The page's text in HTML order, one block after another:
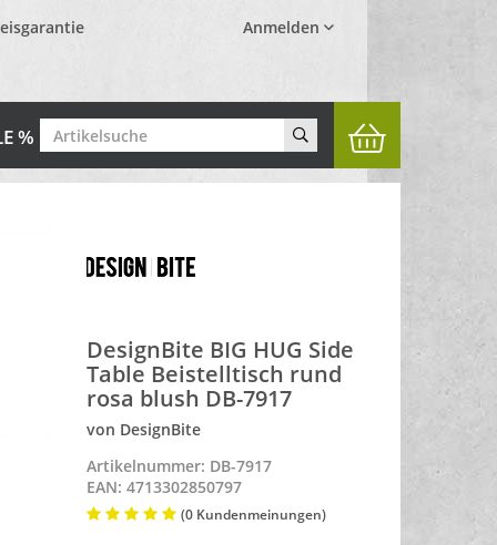
Anmelden
%
DesignBite BIG HUG Side
Table Beistelltisch rund
rosa blush DB-7917
von DesignBite
Artikelnummer: DB-7917
EAN: 4713302850797
(0 Kundenmeinungen)